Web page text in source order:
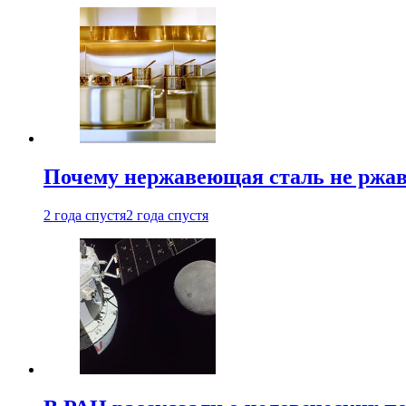
Почему нержавеющая сталь не
2 года спустя2 года спустя